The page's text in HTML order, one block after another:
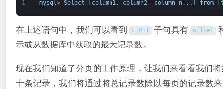
1 mysql > Select [column1 , column2 , column n. . . ] from [
在上述语句中，我们可以看到 LIMIT 子句具有 offset
示或从数据库中获取的最大记录数。
现在我们知道了分页的工作原理，让我们来看看我们
十条记录，我们将通过将总记录数除以每页的记录数